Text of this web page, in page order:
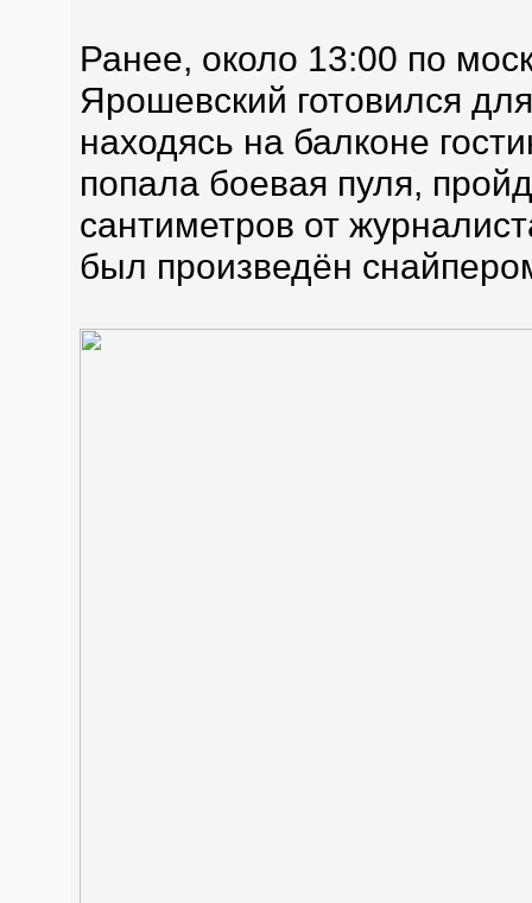
Ранее, около 13:00 по
Ярошевский готовился
находясь на балконе
попала боевая пуля,
сантиметров от
был произведён